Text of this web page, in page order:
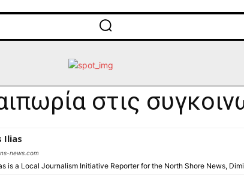
στις
Ilias
news.com
is a Local Journalism Initiative Reporter for the North Shore News,